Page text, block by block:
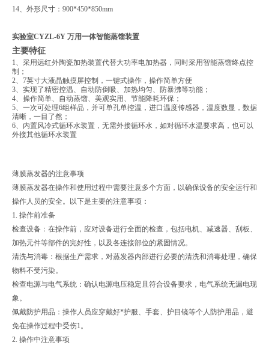
14、外形尺寸：900*450*850mm
实验室CYZL-6Y 万用一体智能蒸馏装置
主要特征
1、采用远红外陶瓷加热装置代替大功率电加热器，同时采用智能蒸馏终点控
制；
2、7英寸大液晶触摸屏控制，一键式操作，操作简单方便
3、实现了精密控温、自动防倒吸、加热均匀、防暴沸等功能；
4、操作简单、自动蒸馏、美观实用、节能降耗环保；
5、一次可处理6组样品，并可单孔单控温，进口温度传感器，温度数显，数据
清晰，一目了然；
6、内置风冷式循环水装置，无需外接循环水，如对循环水温要求高，也可以
外接其他循环水装置
薄膜蒸发器的注意事项
薄膜蒸发器在操作和使用过程中需要注意多个方面，以确保设备的安全运行和
操作人员的安全。以下是主要的注意事项：
1. 操作前准备
检查设备：在操作前，应对设备进行全面的检查，包括电机、减速器、刮板、
加热元件等部件的完好性，以及各连接部位的紧固情况。
清洗与消毒：根据生产需求，对蒸发器内部进行必要的清洗和消毒处理，确保
物料不受污染。
检查电源与电气系统：确认电源电压稳定且符合设备要求，电气系统无漏电现
象。
佩戴防护用品：操作人员应穿戴好*护服、手套、护目镜等个人防护用品，避
免在操作过程中受伤1。
2. 操作中注意事项